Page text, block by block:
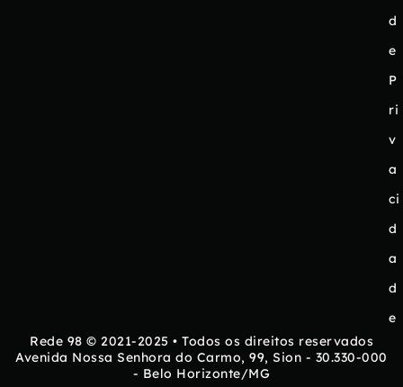
d
e
P
ri
v
a
ci
d
a
d
e
Rede 98 © 2021-2025 • Todos os direitos reservados
Avenida Nossa Senhora do Carmo, 99, Sion - 30.330-000
- Belo Horizonte/MG